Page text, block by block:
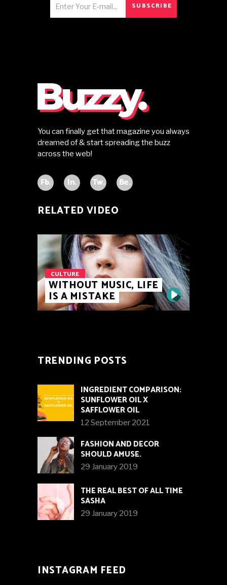
SUBSCRIBE
You can finally get that magazine you always
dreamed of & start spreading the buzz
across the web!
Fb. In. Tw. Be.
RELATED VIDEO
CULTURE
WITHOUT MUSIC, LIFE
IS A MISTAKE
TRENDING POSTS
INGREDIENT COMPARISON:
SUNFLOWER OIL X
SAFFLOWER OIL
12 September 2021
FASHION AND DECOR
SHOULD AMUSE.
29 January 2019
THE REAL BEST OF ALL TIME
SASHA
29 January 2019
INSTAGRAM FEED